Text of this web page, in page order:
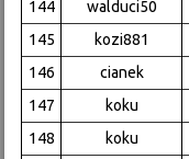
144
walduci50
145
kozi881
146
cianek
147
koku
148
koku